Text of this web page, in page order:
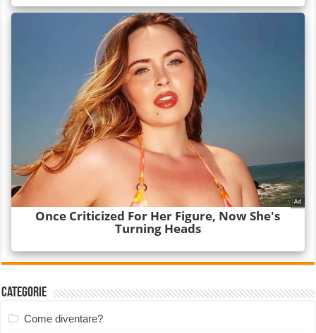
Categorie
Come diventare?